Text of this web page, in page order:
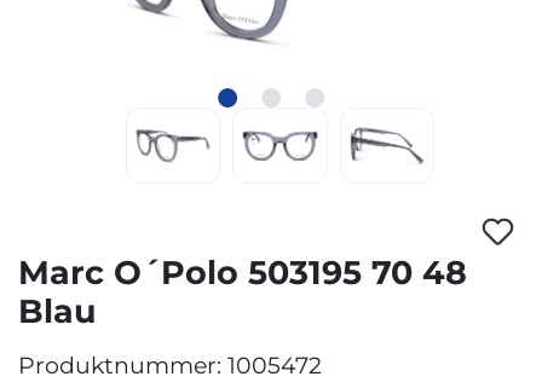
Marc O´Polo 503195 70 48
Blau
Produktnummer: 1005472